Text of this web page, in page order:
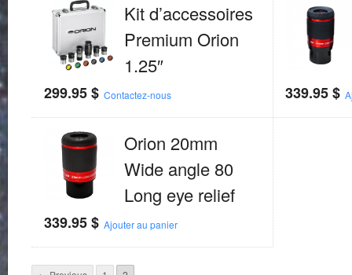
Kit d’accessoires
Premium Orion
1.25″
299.95$ Contactez-nous 339.95$
Orion 20mm
Wide angle 80
Long eye relief
339.95$ Ajouter au panier